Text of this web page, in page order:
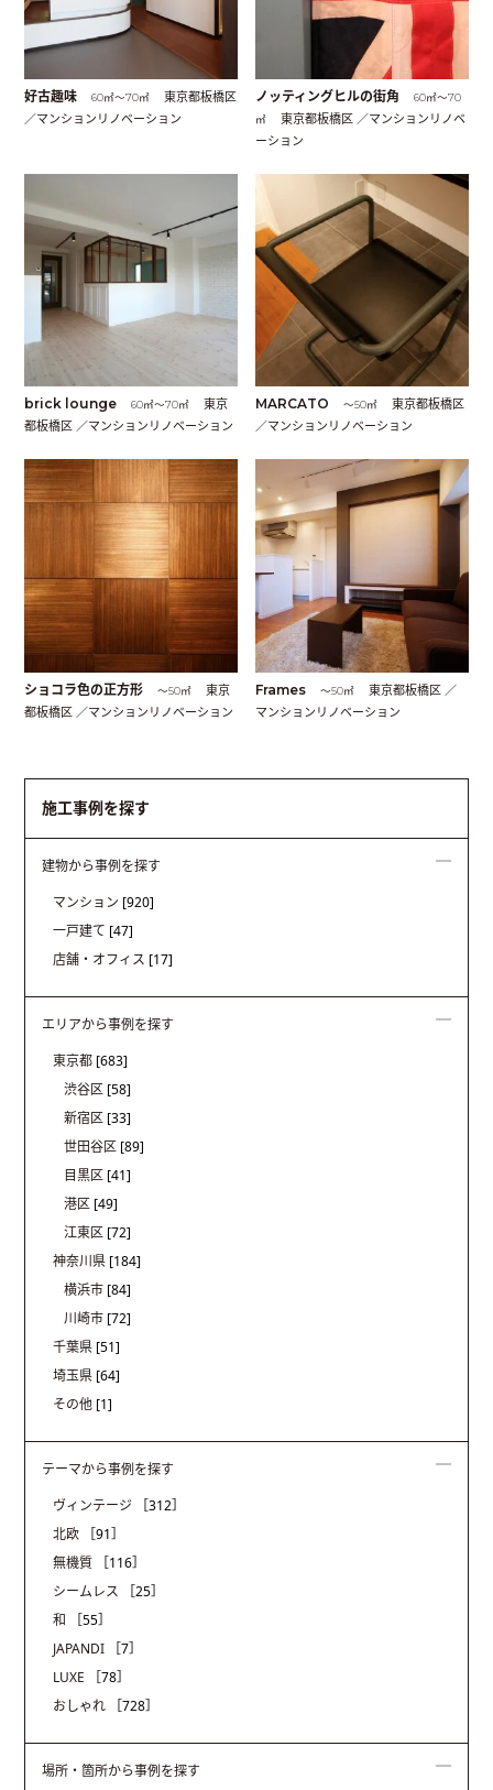
好古趣味 60㎡〜70㎡
東京都板橋区
／マンションリノベーション
ノッティングヒルの街角
60㎡〜70
㎡
東京都板橋区 ／マンションリノベ
ーション
brick lounge 60㎡〜70㎡
東京
都板橋区 ／マンションリノベーション
MARCATO 〜50㎡
東京都板橋区
／マンションリノベーション
ショコラ色の正方形 〜50㎡
東京
都板橋区 ／マンションリノベーション
Frames 〜50㎡
東京都板橋区 ／
マンションリノベーション
施工事例を探す
建物から事例を探す
マンション [920]
一戸建て [47]
店舗・オフィス [17]
エリアから事例を探す
東京都 [683]
渋谷区 [58]
新宿区 [33]
世田谷区 [89]
目黒区 [41]
港区 [49]
江東区 [72]
神奈川県 [184]
横浜市 [84]
川崎市 [72]
千葉県 [51]
埼玉県 [64]
その他 [1]
テーマから事例を探す
ヴィンテージ
［312］
北欧
［91］
無機質
［116］
シームレス
［25］
和
［55］
JAPANDI
［7］
LUXE
［78］
おしゃれ
［728］
場所・箇所から事例を探す